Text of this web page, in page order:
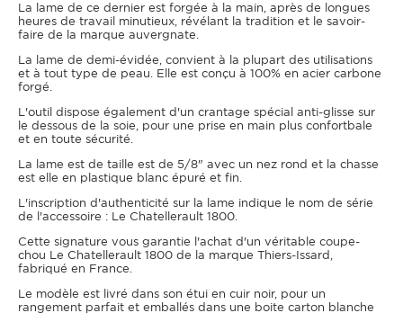
La lame de ce dernier est forgée à la main, après de longues
heures de travail minutieux, révélant la tradition et le savoir-
faire de la marque auvergnate.
La lame de demi-évidée, convient à la plupart des utilisations
et à tout type de peau. Elle est conçu à 100% en acier carbone
forgé.
L'outil dispose également d'un crantage spécial anti-glisse sur
le dessous de la soie, pour une prise en main plus confortbale
et en toute sécurité.
La lame est de taille est de 5/8" avec un nez rond et la chasse
est elle en plastique blanc épuré et fin.
L'inscription d'authenticité sur la lame indique le nom de série
de l'accessoire : Le Chatellerault 1800.
Cette signature vous garantie l'achat d'un véritable coupe-
chou Le Chatellerault 1800 de la marque Thiers-Issard,
fabriqué en France.
Le modèle est livré dans son étui en cuir noir, pour un
rangement parfait et emballés dans une boite carton blanche